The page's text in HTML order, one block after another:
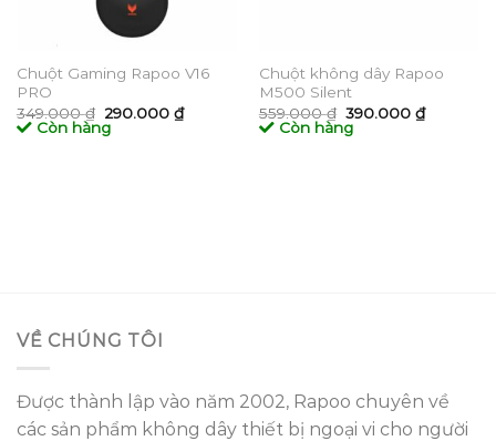
Chuột Gaming Rapoo V16
PRO
349.000₫ Giá
gốc
là:
290.000 ₫Giá
hiện
Còn hàng
Chuột không dây Rapoo
M500 Silent
559.000₫ Giá
gốc
là:
390.000 ₫Giá
hiện
Còn hàng
VỀ CHÚNG TÔI
Được thành lập vào năm 2002, Rapoo chuyên về
các sản phẩm không dây thiết bị ngoại vi cho người